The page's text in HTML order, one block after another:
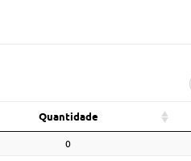
Quantidade
0